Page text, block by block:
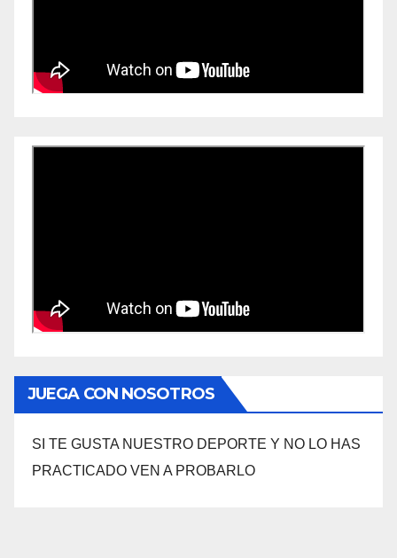
JUEGA CON NOSOTROS
SI TE GUSTA NUESTRO DEPORTE Y NO LO HAS
PRACTICADO VEN A PROBARLO